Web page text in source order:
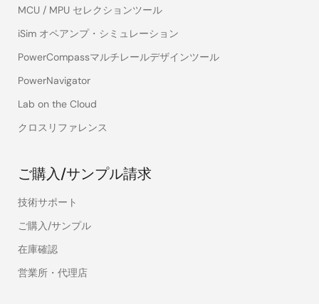
MCU / MPU セレクションツール
iSim オペアンプ・シミュレーション
PowerCompassマルチレールデザインツール
PowerNavigator
Lab on the Cloud
クロスリファレンス
ご購入/サンプル請求
技術サポート
ご購入/サンプル
在庫確認
営業所・代理店